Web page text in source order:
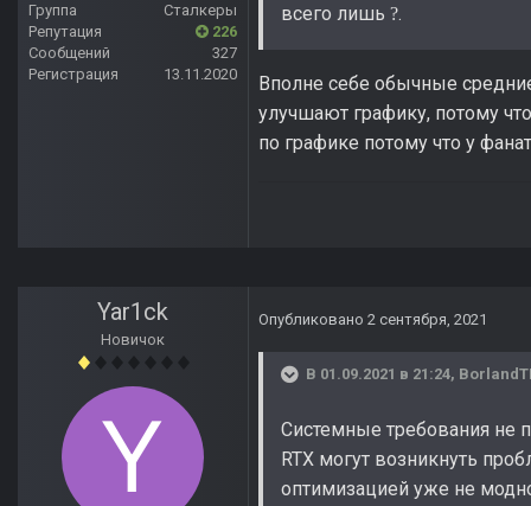
Группа
Сталкеры
Репутация
226
Сообщений
327
Регистрация
13.11.2020
всего лишь ?.
Вполне себе обычные
улучшают графику, потому
по графике потому что у
Yar1ck
Новичок
Опубликовано 2 сентября, 2021
В 01.09.2021 в 21:24,
Системные требования не
RTX могут возникнуть
оптимизацией уже не